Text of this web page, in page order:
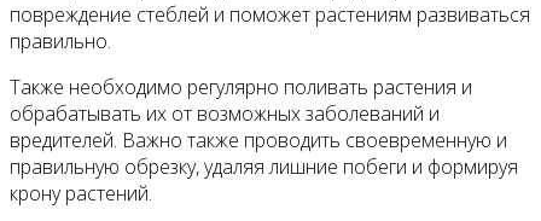
повреждение стеблей и поможет растениям развиваться
правильно.
Также необходимо регулярно поливать растения и
обрабатывать их от возможных заболеваний и
вредителей. Важно также проводить своевременную и
правильную обрезку, удаляя лишние побеги и формируя
крону растений.